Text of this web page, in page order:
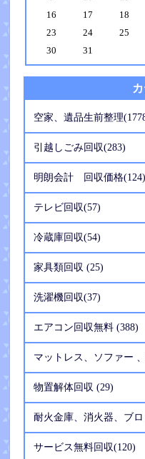
16
17 18
23
24 25
30
31
空家、遺品生前整理
引越しごみ回収(283)
明朗会計 回収価格(124)
テレビ回収(57)
冷蔵庫回収(54)
家具類回収 (25)
洗濯機回収(37)
エアコン回収無料 (388)
マットレス、ソファー
物置解体回収 (29)
耐火金庫、消火器、ブ
サービス無料回収(120)